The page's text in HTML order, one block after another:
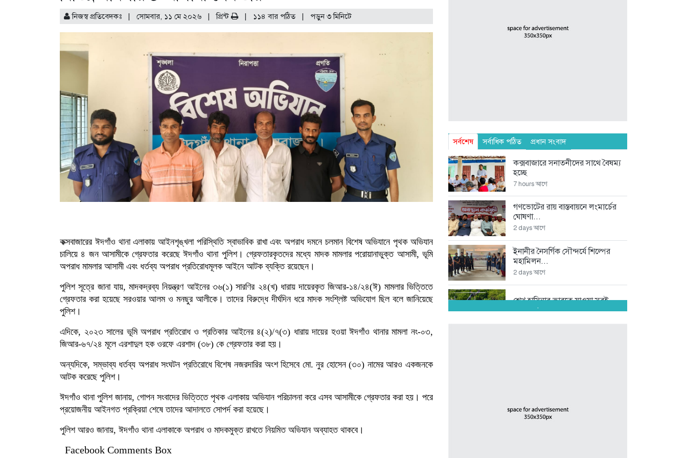
নিজস্ব প্রতিবেদকঃ | সোমবার, ১১ মে ২০২৬ |প্রিন্ট | ১১৪ বার পঠিত | পড়ুন৩মিনিটে
কক্সবাজারের ঈদগাঁও থানা এলাকায় আইনশৃঙ্খলা পরিস্থিতি স্বাভাবিক রাখা এবং অপরাধ দমনে চলমান বিশেষ অভিযানে পৃথক অভিযান
চালিয়ে ৪ জন আসামীকে গ্রেফতার করেছে ঈদগাঁও থানা পুলিশ। গ্রেফতারকৃতদের মধ্যে মাদক মামলার পরোয়ানাভুক্ত আসামী, ভূমি
অপরাধ মামলার আসামী এবং ধর্তব্য অপরাধ প্রতিরোধমূলক আইনে আটক ব্যক্তি রয়েছেন।
পুলিশ সূত্রে জানা যায়, মাদকদ্রব্য নিয়ন্ত্রণ আইনের ৩৬(১) সারণির ২৪(খ) ধারায় দায়েরকৃত জিআর-১৪/২৪(ঈ) মামলার ভিত্তিতে
গ্রেফতার করা হয়েছে সরওয়ার আলম ও মনছুর আলীকে। তাদের বিরুদ্ধে দীর্ঘদিন ধরে মাদক সংশ্লিষ্ট অভিযোগ ছিল বলে জানিয়েছে
পুলিশ।
এদিকে, ২০২৩ সালের ভূমি অপরাধ প্রতিরোধ ও প্রতিকার আইনের ৪(২)/৭(৩) ধারায় দায়ের হওয়া ঈদগাঁও থানার মামলা নং-০৩,
জিআর-৬৭/২৪ মূলে এরশাদুল হক ওরফে এরশাদ (৩৮) কে গ্রেফতার করা হয়।
অন্যদিকে, সম্ভাব্য ধর্তব্য অপরাধ সংঘটন প্রতিরোধে বিশেষ নজরদারির অংশ হিসেবে মো. নুর হোসেন (৩০) নামের আরও একজনকে
আটক করেছে পুলিশ।
ঈদগাঁও থানা পুলিশ জানায়, গোপন সংবাদের ভিত্তিতে পৃথক এলাকায় অভিযান পরিচালনা করে এসব আসামীকে গ্রেফতার করা হয়। পরে
প্রয়োজনীয় আইনগত প্রক্রিয়া শেষে তাদের আদালতে সোপর্দ করা হয়েছে।
পুলিশ আরও জানায়, ঈদগাঁও থানা এলাকাকে অপরাধ ও মাদকমুক্ত রাখতে নিয়মিত অভিযান অব্যাহত থাকবে।
Facebook Comments Box
সর্বশেষ সর্বাধিক পঠিত প্রধান সংবাদ
কক্সবাজারে সনাতনীদের সাথে বৈষম্য
হচ্ছে
7 hours আগে
গণভোটের রায় বাস্তবায়নে লংমার্চের
ঘোষণা...
2 days আগে
ইনানীর নৈসর্গিক সৌন্দর্যে শিল্পের
মহামিলন...
2 days আগে
শেখ হাসিনার ভারতে যাওয়া সবই...
2 days আগে
4 days আগে
.